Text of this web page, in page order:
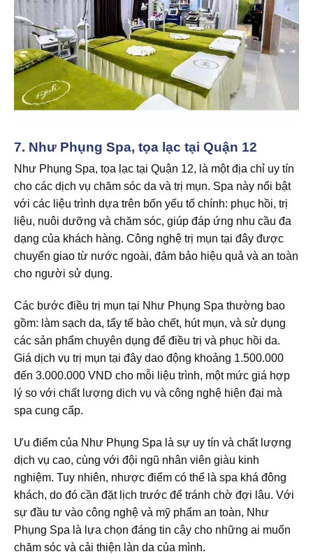
7. Như Phụng Spa, tọa lạc tại Quận 12
Như Phụng Spa, tọa lạc tại Quận 12, là một địa chỉ uy tín
cho các dịch vụ chăm sóc da và trị mụn. Spa này nổi bật
với các liệu trình dựa trên bốn yếu tố chính: phục hồi, trị
liệu, nuôi dưỡng và chăm sóc, giúp đáp ứng nhu cầu đa
dạng của khách hàng. Công nghệ trị mụn tại đây được
chuyển giao từ nước ngoài, đảm bảo hiệu quả và an toàn
cho người sử dụng.
Các bước điều trị mụn tại Như Phụng Spa thường bao
gồm: làm sạch da, tẩy tế bào chết, hút mụn, và sử dụng
các sản phẩm chuyên dụng để điều trị và phục hồi da.
Giá dịch vụ trị mụn tại đây dao động khoảng 1.500.000
đến 3.000.000 VND cho mỗi liệu trình, một mức giá hợp
lý so với chất lượng dịch vụ và công nghệ hiện đại mà
spa cung cấp.
Ưu điểm của Như Phụng Spa là sự uy tín và chất lượng
dịch vụ cao, cùng với đội ngũ nhân viên giàu kinh
nghiệm. Tuy nhiên, nhược điểm có thể là spa khá đông
khách, do đó cần đặt lịch trước để tránh chờ đợi lâu. Với
sự đầu tư vào công nghệ và mỹ phẩm an toàn, Như
Phụng Spa là lựa chọn đáng tin cậy cho những ai muốn
chăm sóc và cải thiện làn da của mình.